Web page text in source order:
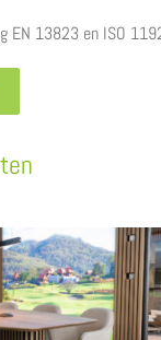
13823 en ISO